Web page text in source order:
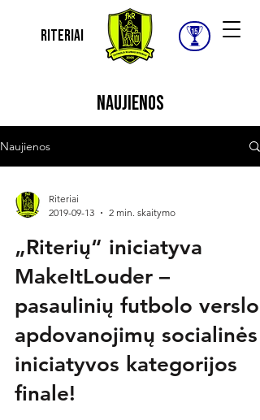
Riteriai
Naujienos
Naujienos
Riteriai
2019-09-13
2 min. skaitymo
„Riterių“ iniciatyva
MakeItLouder –
pasaulinių futbolo verslo
apdovanojimų socialinės
iniciatyvos kategorijos
finale!